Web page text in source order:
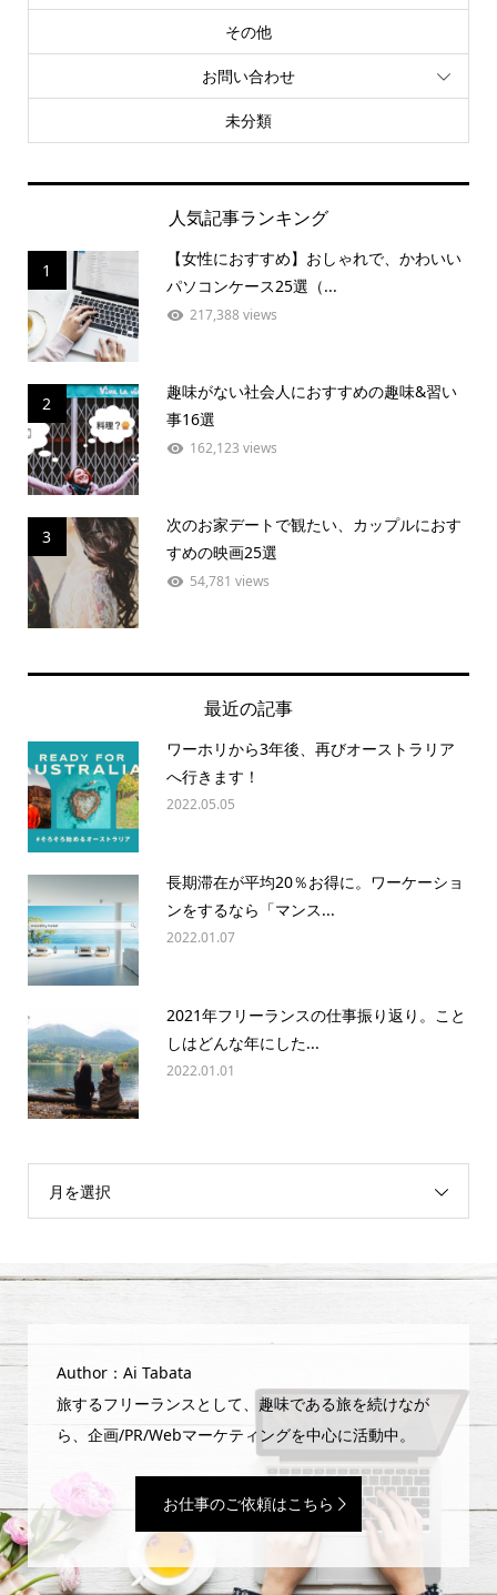
その他
お問い合わせ
未分類
人気記事ランキング
1
【女性におすすめ】おしゃれで、かわいい
パソコンケース25選（...
217,388 views
2
趣味がない社会人におすすめの趣味&習い
事16選
162,123 views
3
次のお家デートで観たい、カップルにおす
すめの映画25選
54,781 views
最近の記事
ワーホリから3年後、再びオーストラリア
へ行きます！
2022.05.05
長期滞在が平均20％お得に。ワーケーショ
ンをするなら「マンス...
2022.01.07
2021年フリーランスの仕事振り返り。こと
しはどんな年にした...
2022.01.01
月を選択
Author：Ai Tabata
旅するフリーランスとして、趣味である旅を続けなが
ら、企画/PR/Webマーケティングを中心に活動中。
お仕事のご依頼はこちら